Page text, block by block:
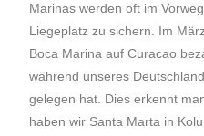
Marinas werden oft im
Liegeplatz zu sichern. Im
Boca Marina auf Curacao
während unseres
gelegen hat. Dies erkennt
haben wir Santa Marta in